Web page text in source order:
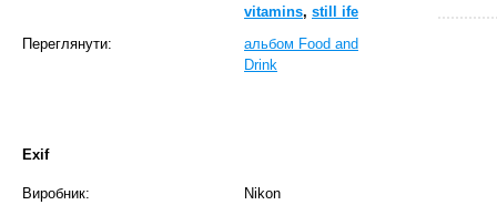
vitamins, still ife
Переглянути:
альбом Food and
Drink
Exif
Виробник: Nikon